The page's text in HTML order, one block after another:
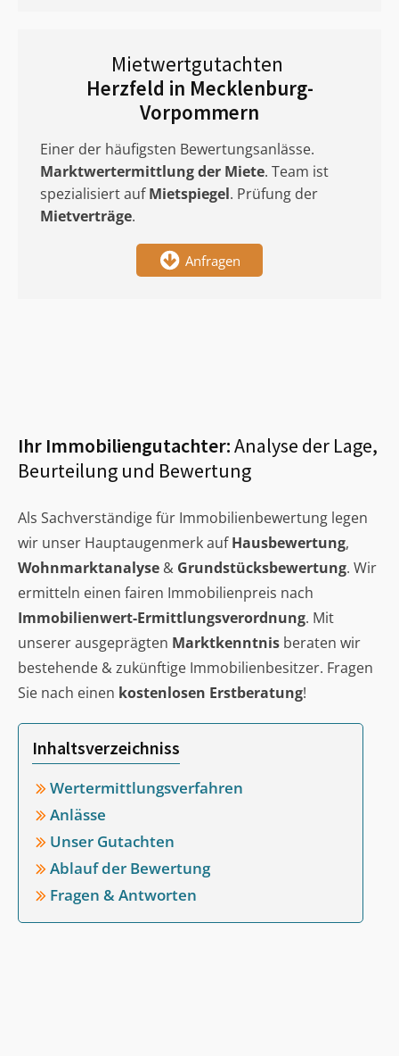
Mietwertgutachten
Herzfeld in Mecklenburg-
Vorpommern
Einer der häufigsten Bewertungsanlässe.
Marktwertermittlungder Miete. Team ist
spezialisiert aufMietspiegel. Prüfung der
Mietverträge.
Anfragen
Ihr Immobiliengutachter:Analyse der Lage,
Beurteilung und Bewertung
Als Sachverständige für Immobilienbewertung legen
wir unser Hauptaugenmerk aufHausbewertung,
Wohnmarktanalyse & Grundstücksbewertung. Wir
ermitteln einen fairen Immobilienpreis nach
Immobilienwert-Ermittlungsverordnung. Mit
unserer ausgeprägten Marktkenntnis beraten wir
bestehende & zukünftige Immobilienbesitzer. Fragen
Sie nach einen kostenlosen Erstberatung!
Inhaltsverzeichniss
Wertermittlungsverfahren
Anlässe
Unser Gutachten
Ablauf der Bewertung
Fragen & Antworten